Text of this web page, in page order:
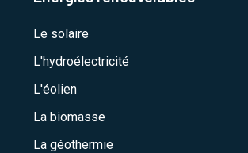
Le solaire
L'hydroélectricité
L'éolien
La biomasse
La géothermie